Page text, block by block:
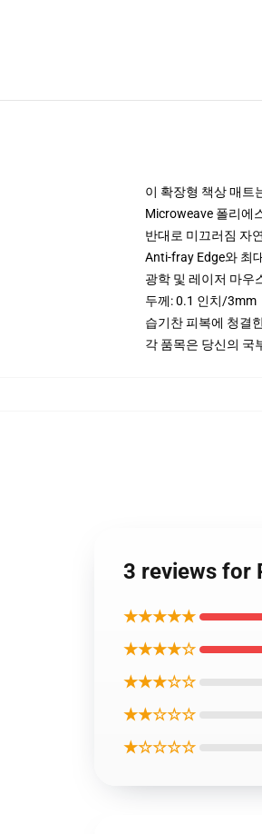
이 확장형 책상 매트
Microweave 폴리에
반대로 미끄러짐 자
Anti-fray Edge와 최
광학 및 레이저 마우
두께: 0.1 인치/3mm
습기찬 피복에 청결
각 품목은 당신의 국
3 reviews for
★★★★★
★★★★☆
★★★☆☆
★★☆☆☆
★☆☆☆☆